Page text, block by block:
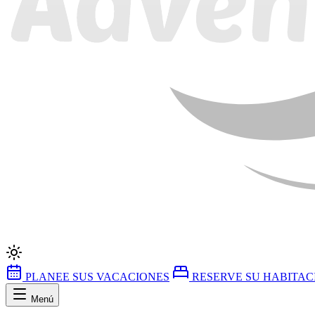
PLANEE SUS VACACIONES RESERVE SU
Menú